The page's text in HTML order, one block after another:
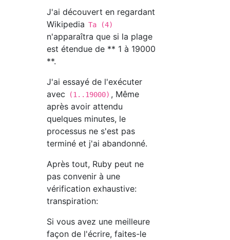
J'ai découvert en regardant
Wikipedia Ta (4)
n'apparaîtra que si la plage
est étendue de ** 1 à 19000
**.
J'ai essayé de l'exécuter
avec
(1..19000) , Même
après avoir attendu
quelques minutes, le
processus ne s'est pas
terminé et j'ai abandonné.
Après tout, Ruby peut ne
pas convenir à une
vérification exhaustive:
transpiration:
Si vous avez une meilleure
façon de l'écrire, faites-le